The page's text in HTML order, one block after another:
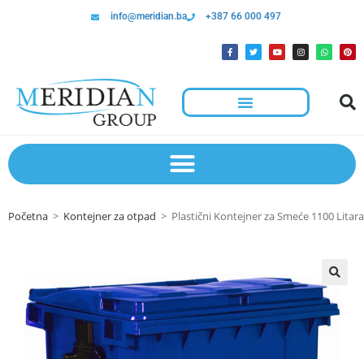
info@meridian.ba +387 66 000 497
Početna > Kontejner za otpad > Plastični Kontejner za Smeće 1100 Litara